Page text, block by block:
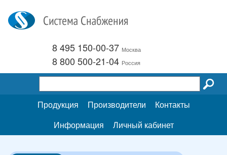
8 495 150-00-37 Москва
8 800 500-21-04 Россия
Продукция Производители
Контакты
Информация
Личный кабинет